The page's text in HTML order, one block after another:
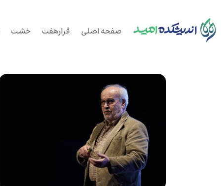
صفحه اصلی قرارهفت خشت